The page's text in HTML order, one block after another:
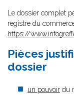
Le dossier complet
registre du
https://
Pièces
dossier
un pouvoir du